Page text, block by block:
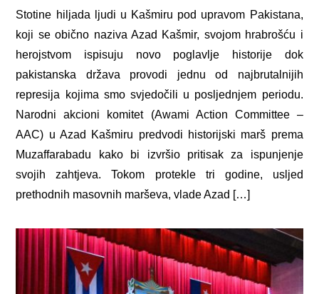
Stotine hiljada ljudi u Kašmiru pod upravom Pakistana,
koji se obično naziva Azad Kašmir, svojom hrabrošću i
herojstvom ispisuju novo poglavlje historije dok
pakistanska država provodi jednu od najbrutalnijih
represija kojima smo svjedočili u posljednjem periodu.
Narodni akcioni komitet (Awami Action Committee –
AAC) u Azad Kašmiru predvodi historijski marš prema
Muzaffarabadu kako bi izvršio pritisak za ispunjenje
svojih zahtjeva. Tokom protekle tri godine, usljed
prethodnih masovnih marševa, vlade Azad […]